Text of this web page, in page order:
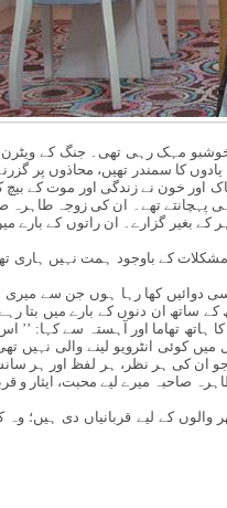
مہک رہی تھی۔ جنگ کے
کا سمندر تھیں، محاذوں پر
خون نے زندگی اور موت کے بیچ
پہچانتے تھے۔ ان کی زوجہ طاہرہ
کے بغیر گزارے۔ ان راتوں کے
کے باوجود ہمت نہیں
دوائیں کھا رہا ہوں جن سے
کے ساتھ ان دنوں کے بارے میں
تھاما اور آہستہ سے کہا: ’’
کوئی انٹرویو لینے والی
ان کی ہر نظر، ہر لفظ اور ہر
صاحبہ میرے لیے محبت، ایثار و
کے لیے قربانیاں دی ہیں؛ وہ